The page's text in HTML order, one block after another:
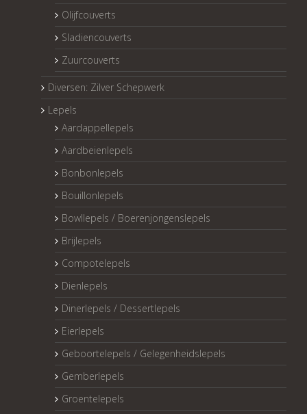
Olijfcouverts
Sladiencouverts
Zuurcouverts
Diversen: Zilver Schepwerk
Lepels
Aardappellepels
Aardbeienlepels
Bonbonlepels
Bouillonlepels
Bowllepels / Boerenjongenslepels
Brijlepels
Compotelepels
Dienlepels
Dinerlepels / Dessertlepels
Eierlepels
Geboortelepels / Gelegenheidslepels
Gemberlepels
Groentelepels